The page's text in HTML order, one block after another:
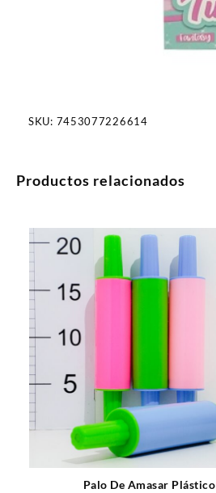
SKU: 7453077226614
Productos relacionados
Palo De Amasar Plástico